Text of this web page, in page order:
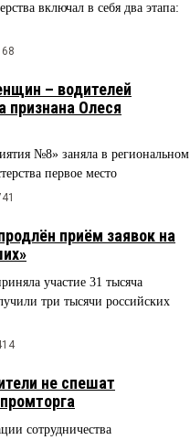
включал в себя два этапа:
– водителей
признана Олеся
№8» заняла в региональном
первое место
приём заявок на
участие 31 тысяча
три тысячи российских
не спешат
сотрудничества